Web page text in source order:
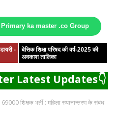
Primary ka master .co Group
-
बेसिक शिक्षा परिषद की वर्ष-2025 की
अवकाश तालिका
Latest Updates👇
69000 शिक्षक भर्ती : महिला स्थानान्तरण के संबंध